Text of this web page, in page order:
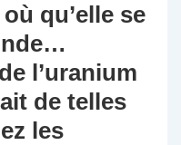
qu’elle se
l’uranium
de telles
les